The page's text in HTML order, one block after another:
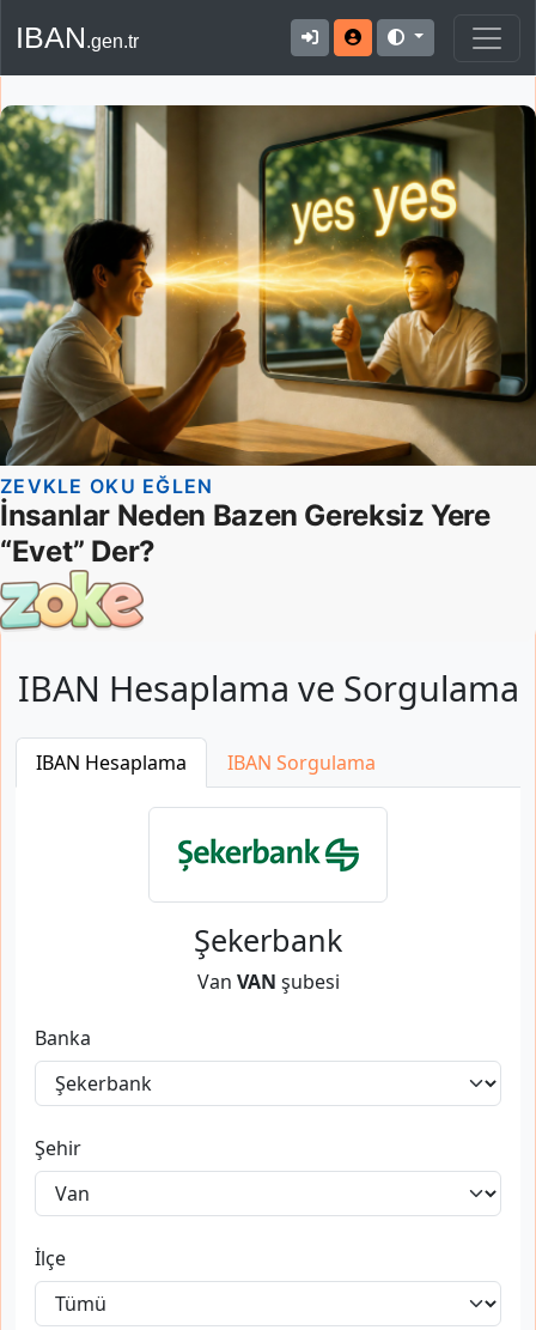
IBAN.gen.tr
IBAN Hesaplama ve Sorgulama
IBAN Hesaplama IBAN Sorgulama
Şekerbank
Van VAN şubesi
Banka
Şehir
İlçe